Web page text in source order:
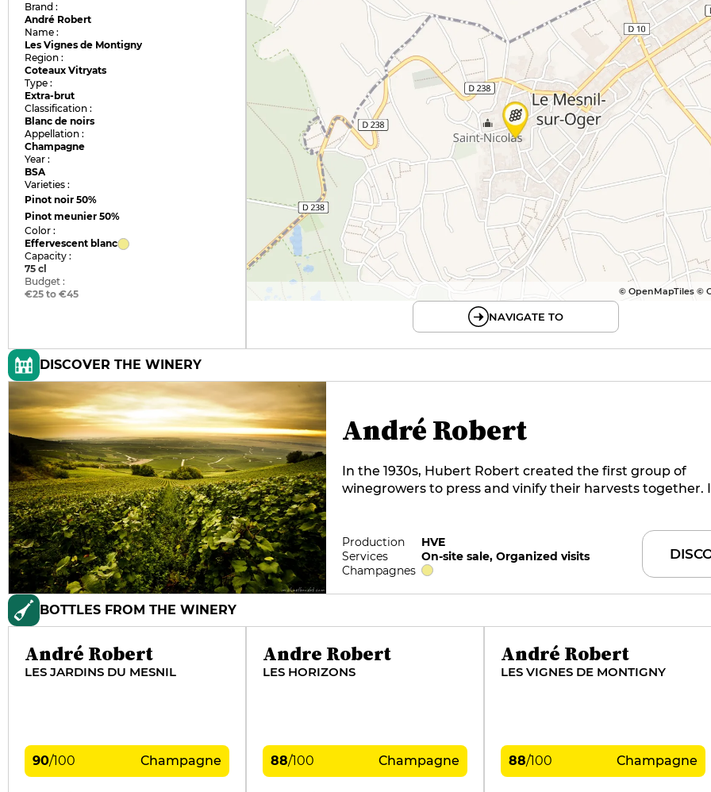
Brand :
André Robert
Name :
Les Vignes de Montigny
Region :
Coteaux Vitryats
Type :
Extra-brut
Classification :
Blanc de noirs
Appellation :
Champagne
Year :
BSA
Varieties :
Pinot noir50%
Pinot meunier50%
Color :
Effervescent blanc
Capacity :
75 cl
Budget :
€25 to €45
© OpenMapTiles ©
NAVIGATE TO
DISCOVER THE WINERY
André Robert
In the 1930s, Hubert Robert created the first group of
winegrowers to press and vinify their harvests together.
Colette ran the estate. Today, Claire Robert and her
Jean-Baptiste manage the 14 ha of vines, which are
Grand Cru Blanc de Blancs, aged in barrels on lees, with
bâtonnage and late bottling.
Production
HVE
Services
On-site sale, Organized visits
Champagnes
BOTTLES FROM THE WINERY
André Robert
LES JARDINS DU MESNIL
90/100 Champagne
Andre Robert
LES HORIZONS
88/100 Champagne
André Robert
LES VIGNES DE MONTIGNY
88/100 Champagne